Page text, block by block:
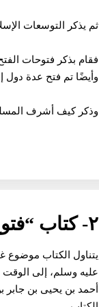
ثم يذكر التوسعات
فقام بذكر فتوحات
وأيضًا تم فتح عدة دول
وذكر كيف أشرف
٢- كتاب “فتوح البلدان”:
يتناول الكتاب موضوع
عليه وسلم، إلى